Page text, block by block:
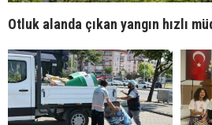
Otluk alanda çıkan yangın hızlı